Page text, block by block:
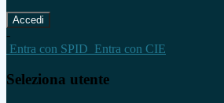
-
Entra con SPID Entra con CIE
Seleziona utente